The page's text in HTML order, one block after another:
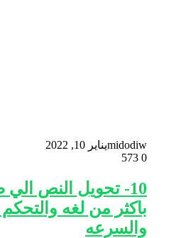
midodiwيناير 10, 2022
0
10- تحويل النص
باكثر من لغه
والسرعه